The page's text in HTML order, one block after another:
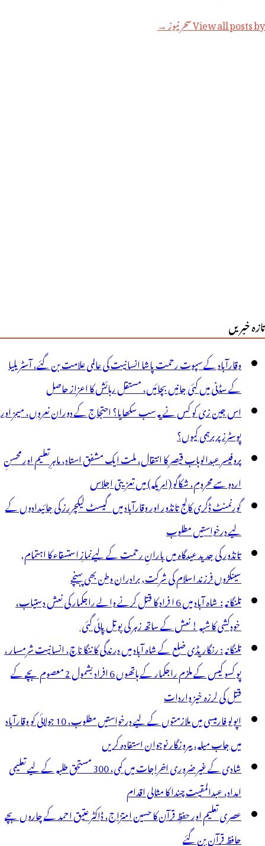
View all posts by سحر نیوز →
تازہ خبریں
وقارآباد کے سپوت رحمت پاشا انسانیت کی عالمی علامت بن گئے، آسٹریلیا
کے سڈنی میں کئی جانیں بچائیں، مستقل رہائش کا اعزاز حاصل
اس جین زی کو کس نے یہ سب سکھایا؟ احتجاج کے دوران نعروں، میمز اور
پوسٹرز پر برہمی کیوں؟
پروفیسر عبدالوہاب قیصر کا انتقال، ملت ایک مشفق استاد، ماہرِتعلیم اور محسنِ
اردو سے محروم، شکاگو (امریکہ) میں تعزیتی اجلاس
گورنمنٹ ڈگری کالج تانڈور اور وقارآباد میں گیسٹ لیکچررز کی جائیدادوں کے
لیے درخواستیں مطلوب
تانڈور کی جدید عیدگاہ میں بارانِ رحمت کے لیےنمازِ استسقاء کا اہتمام,
سینکڑوں فرزند اسلام کی شرکت, برادران وطن بھی پہنچے
تلنگانہ : شاہ آباد میں 6 ا فراد کا قتل کرنے والے راجکمار کی نعش دستیاب،
خودکشی کا شبہ ! نعش کے ساتھ زہر کی بوتل پائی گئی
تلنگانہ : رنگاریڈی ضلع کے شاہ آباد میں درندگی کا ننگا ناچ، انسانیت شرمسار ،
پو کسو کیس کے ملزم راجکمار کے ہاتھوں 6 افراد بشمول 2 معصوم بچے کے
قتل کی لرزہ خیز واردات
اپولو فارمیسی میں ملازمتوں کے لیے درخواستیں مطلوب، 10 جولائی کو وقارآباد
میں جاب میلہ، بیروزگار نوجوان استفادہ کریں
شادی کے غیر ضروری اخراجات میں کمی، 300 مستحق طلبہ کے لیے تعلیمی
امداد، عبدالمقیت چندا کا مثالی اقدام
عصری تعلیم اور حفظِ قرآن کا حسین امتزاج، ڈاکٹر عتیق احمد کے چاروں بچے
حافظِ قرآن بن گئے